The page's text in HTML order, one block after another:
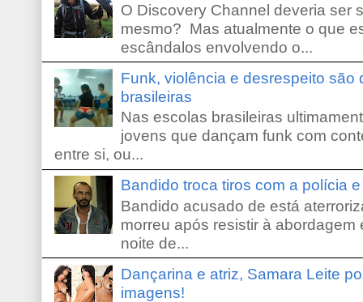
O Discovery Channel deveria ser
mesmo? Mas atualmente o que
escândalos envolvendo o...
Funk, violência e desrespeito são
brasileiras
Nas escolas brasileiras
jovens que dançam funk com
entre si, ou...
Bandido troca tiros com a polícia
Bandido acusado de está
morreu após resistir à
noite de...
Dançarina e atriz, Samara Leite
imagens!